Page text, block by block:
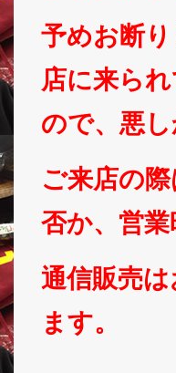
予めお断
店に来ら
ので、悪
ご来店の
否か、営
通信販売
ます。